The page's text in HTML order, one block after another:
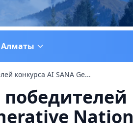
Алматы
конкурса AI SANA Ge...
Nation